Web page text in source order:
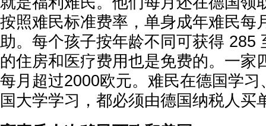
按照难民标准费率，单身成年难民每
助。每个孩子按年龄不同可获得 285
的住房和医疗费用也是免费的。一家
每月超过2000欧元。难民在德国学
国大学学习，都必须由德国纳税人买